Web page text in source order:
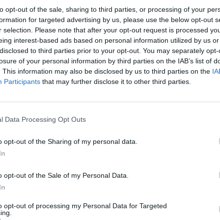
opt-out of the sale, sharing to third parties, or processing of your
for targeted advertising by us, please use the below opt-out
selection. Please note that after your opt-out request is processed
interest-based ads based on personal information utilized by us
to third parties prior to your opt-out. You may separately
of your personal information by third parties on the IAB’s list of
This information may also be disclosed by us to third parties on the
Participants that may further disclose it to other third parties.
Data Processing Opt Outs
opt-out of the Sharing of my personal data.
opt-out of the Sale of my Personal Data.
opt-out of processing my Personal Data for Targeted
del mondo nel campionato più bello del mondo"
per il suo Paese d’origine."Non sono giorni facili per l’Iran, ma
ha già collezionato esperienze importanti: dalla crescita nel
è con la maglia della Nazionale che ha mostrato il suo potenziale
nel 2022, e campione del mondo Under 21 nel 2023, battendo